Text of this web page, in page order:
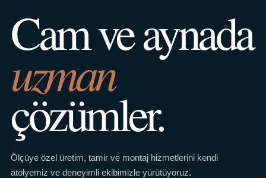
Cam ve aynada
uzman
çözümler.
Ölçüye özel üretim, tamir ve montaj hizmetlerini kendi
atölyemiz ve deneyimli ekibimizle yürütüyoruz.